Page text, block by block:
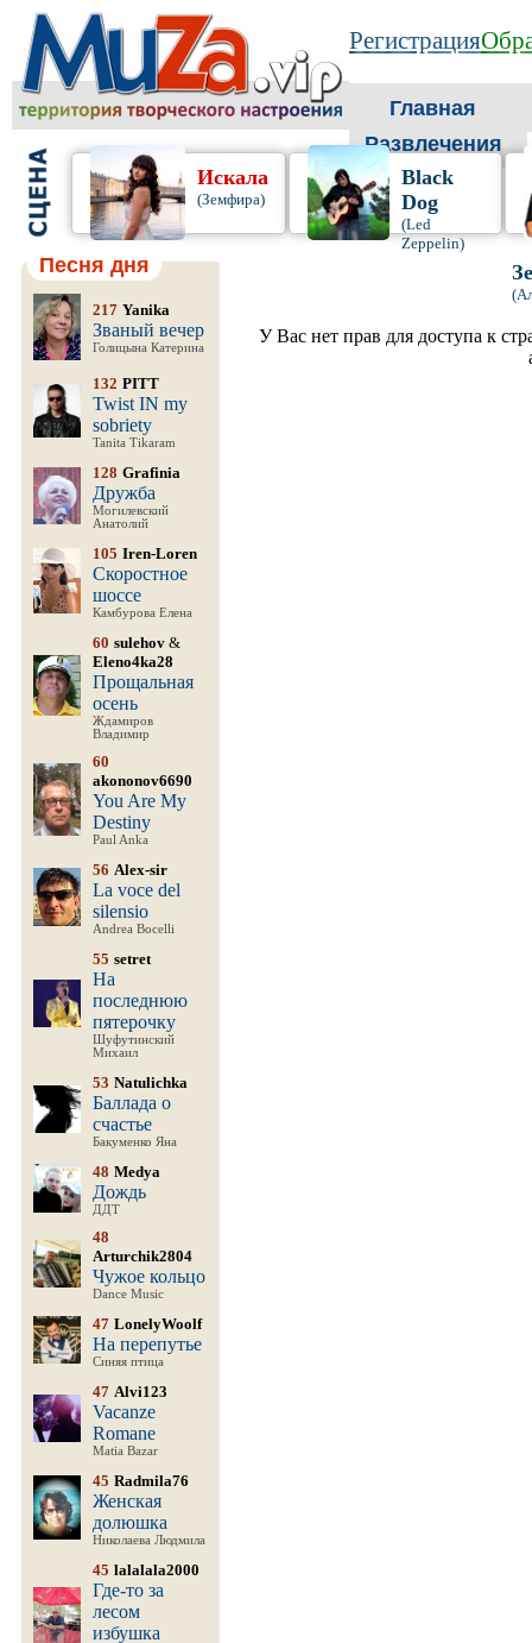
Регистрация
Главная
Развлечения
Искала
(Земфира)
Black
Dog
(Led
Zeppelin)
Песня дня
217 Yanika
Званый вечер
Голицына Катерина
132 PITT
Twist IN my
sobriety
Tanita Tikaram
128 Grafinia
Дружба
Могилевский
Анатолий
105 Iren-Loren
Скоростное
шоссе
Камбурова Елена
60 sulehov &
Eleno4ka28
Прощальная
осень
Ждамиров
Владимир
60
akononov6690
You Are My
Destiny
Paul Anka
56 Alex-sir
La voce del
silensio
Andrea Bocelli
55 setret
На
последнюю
пятерочку
Шуфутинский
Михаил
53 Natulichka
Баллада о
счастье
Бакуменко Яна
48 Medya
Дождь
ДДТ
48
Arturchik2804
Чужое кольцо
Dance Music
47 LonelyWoolf
На перепутье
Синяя птица
47 Alvi123
Vacanze
Romane
Matia Bazar
45 Radmila76
Женская
долюшка
Николаева Людмила
45 lalalala2000
Где-то за
лесом
избушка
У Вас нет прав для доступа к